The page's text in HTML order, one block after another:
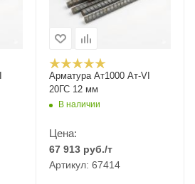
Арматура Ат1000 Ат-VI
20ГС 12 мм
В наличии
Цена:
67 913 руб./т
Артикул: 67414